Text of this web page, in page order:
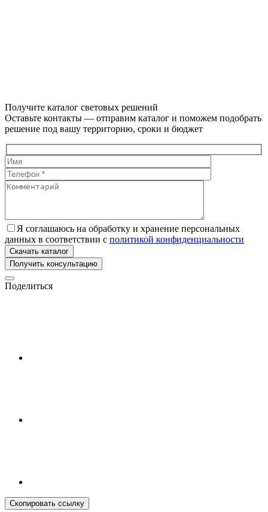
Получите каталог световых решений
Оставьте контакты — отправим каталог и поможем подобрать
решение под вашу территорию, сроки и бюджет
Я соглашаюсь на обработку и хранение персональных
данных в соответствии с политикой конфиденциальности
Скачать каталог
Поделиться
Скопировать ссылку